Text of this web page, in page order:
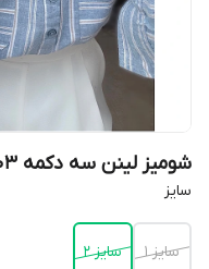
شومیز لینن سه دکمه 203
سايز
سايز ١ سايز ٢